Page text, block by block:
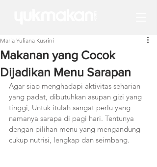
Makanan yang Cocok
Dijadikan Menu Sarapan
Maria Yuliana Kusrini
Agar siap menghadapi aktivitas seharian
yang padat, dibutuhkan asupan gizi yang
tinggi, Untuk itulah sangat perlu yang
namanya sarapa di pagi hari. Tentunya
dengan pilihan menu yang mengandung
cukup nutrisi, lengkap dan seimbang.